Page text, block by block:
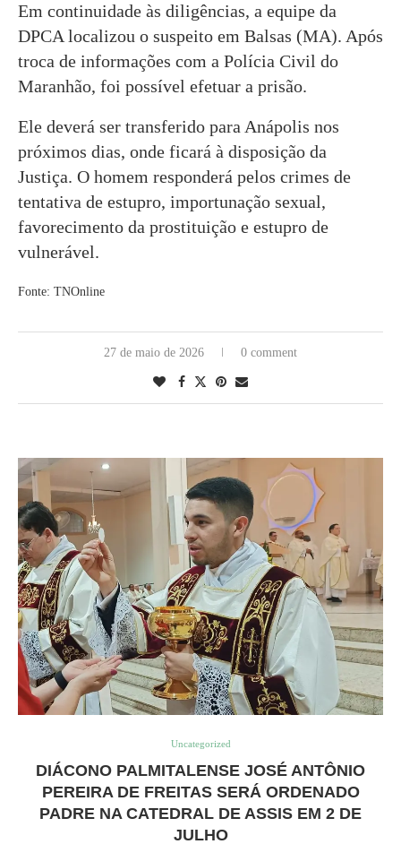
Em continuidade às diligências, a equipe da
DPCA localizou o suspeito em Balsas (MA). Após
troca de informações com a Polícia Civil do
Maranhão, foi possível efetuar a prisão.
Ele deverá ser transferido para Anápolis nos
próximos dias, onde ficará à disposição da
Justiça. O homem responderá pelos crimes de
tentativa de estupro, importunação sexual,
favorecimento da prostituição e estupro de
vulnerável.
Fonte: TNOnline
27 de maio de 2026 0 comment
Uncategorized
DIÁCONO PALMITALENSE JOSÉ ANTÔNIO
PEREIRA DE FREITAS SERÁ ORDENADO
PADRE NA CATEDRAL DE ASSIS EM 2 DE
JULHO